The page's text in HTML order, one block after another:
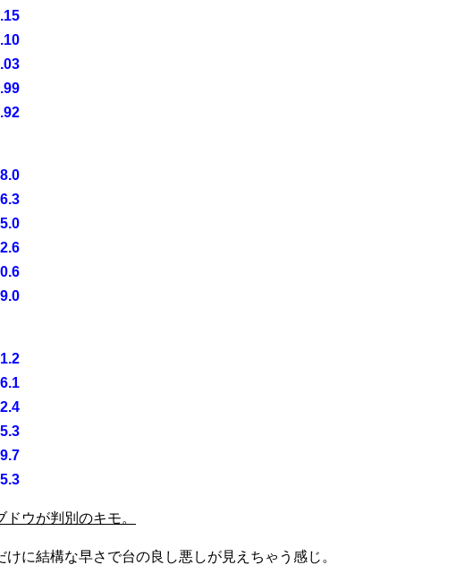
ドウが判別のキモ。
けに結構な早さで台の良し悪しが見えちゃう感じ。